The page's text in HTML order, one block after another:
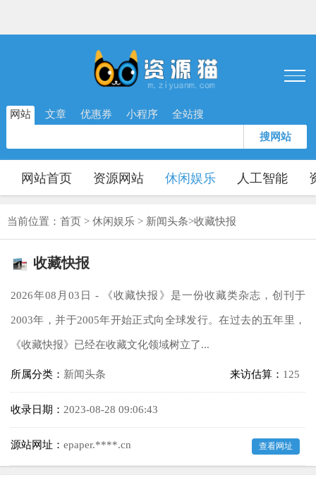
网站 文章 优惠券 小程序 全站搜
搜网站
网站首页 资源网站 休闲娱乐 人工智能
当前位置： 首页 > 休闲娱乐 > 新闻头条>收藏快报
收藏快报
2026年08月03日 - 《收藏快报》是一份收藏类杂志，创刊于
2003年，并于2005年开始正式向全球发行。在过去的五年里，
《收藏快报》已经在收藏文化领域树立了...
所属分类： 新闻头条 来访估算： 125
收录日期： 2023-08-28 09:06:43
源站网址： epaper.****.cn 查看网址